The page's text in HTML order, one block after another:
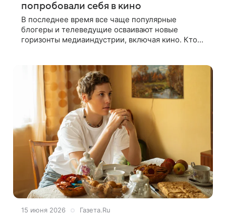
попробовали себя в кино
В последнее время все чаще популярные
блогеры и телеведущие осваивают новые
горизонты медиаиндустрии, включая кино. Кто
15 июня 2026 Газета.Ru